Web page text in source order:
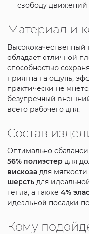
свободу движений
Материал и
обладает отличной
способностью
приятна на ощупь,
практически не
безупречный
всего рабочего дня.
Состав
Оптимально
56% полиэстер для
вискозадля
шерстьдля
тепла, а также 4%
идеальной посадки
Кому